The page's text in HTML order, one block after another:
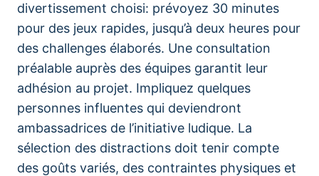
divertissement choisi: prévoyez 30 minutes
pour des jeux rapides, jusqu’à deux heures pour
des challenges élaborés. Une consultation
préalable auprès des équipes garantit leur
adhésion au projet. Impliquez quelques
personnes influentes qui deviendront
ambassadrices de l’initiative ludique. La
sélection des distractions doit tenir compte
des goûts variés, des contraintes physiques et